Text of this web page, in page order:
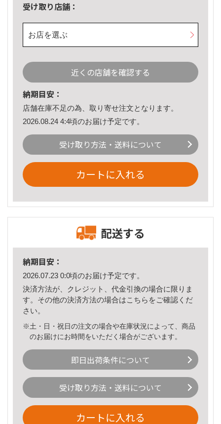
受け取り店舗：
お店を選ぶ
近くの店舗を確認する
納期目安：
店舗在庫不足の為、取り寄せ注文となります。
2026.08.24 4:4頃のお届け予定です。
受け取り方法・送料について
カートに入れる
配送する
納期目安：
2026.07.23 0:0頃のお届け予定です。
決済方法が、クレジット、代金引換の場合に限りま
す。その他の決済方法の場合はこちら をご確認くだ
さい。
※土・日・祝日の注文の場合や在庫状況によって、商品
のお届けにお時間をいただく場合がございます。
即日出荷条件について
受け取り方法・送料について
カートに入れる